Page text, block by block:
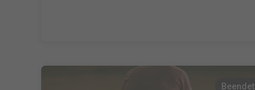
Beendet